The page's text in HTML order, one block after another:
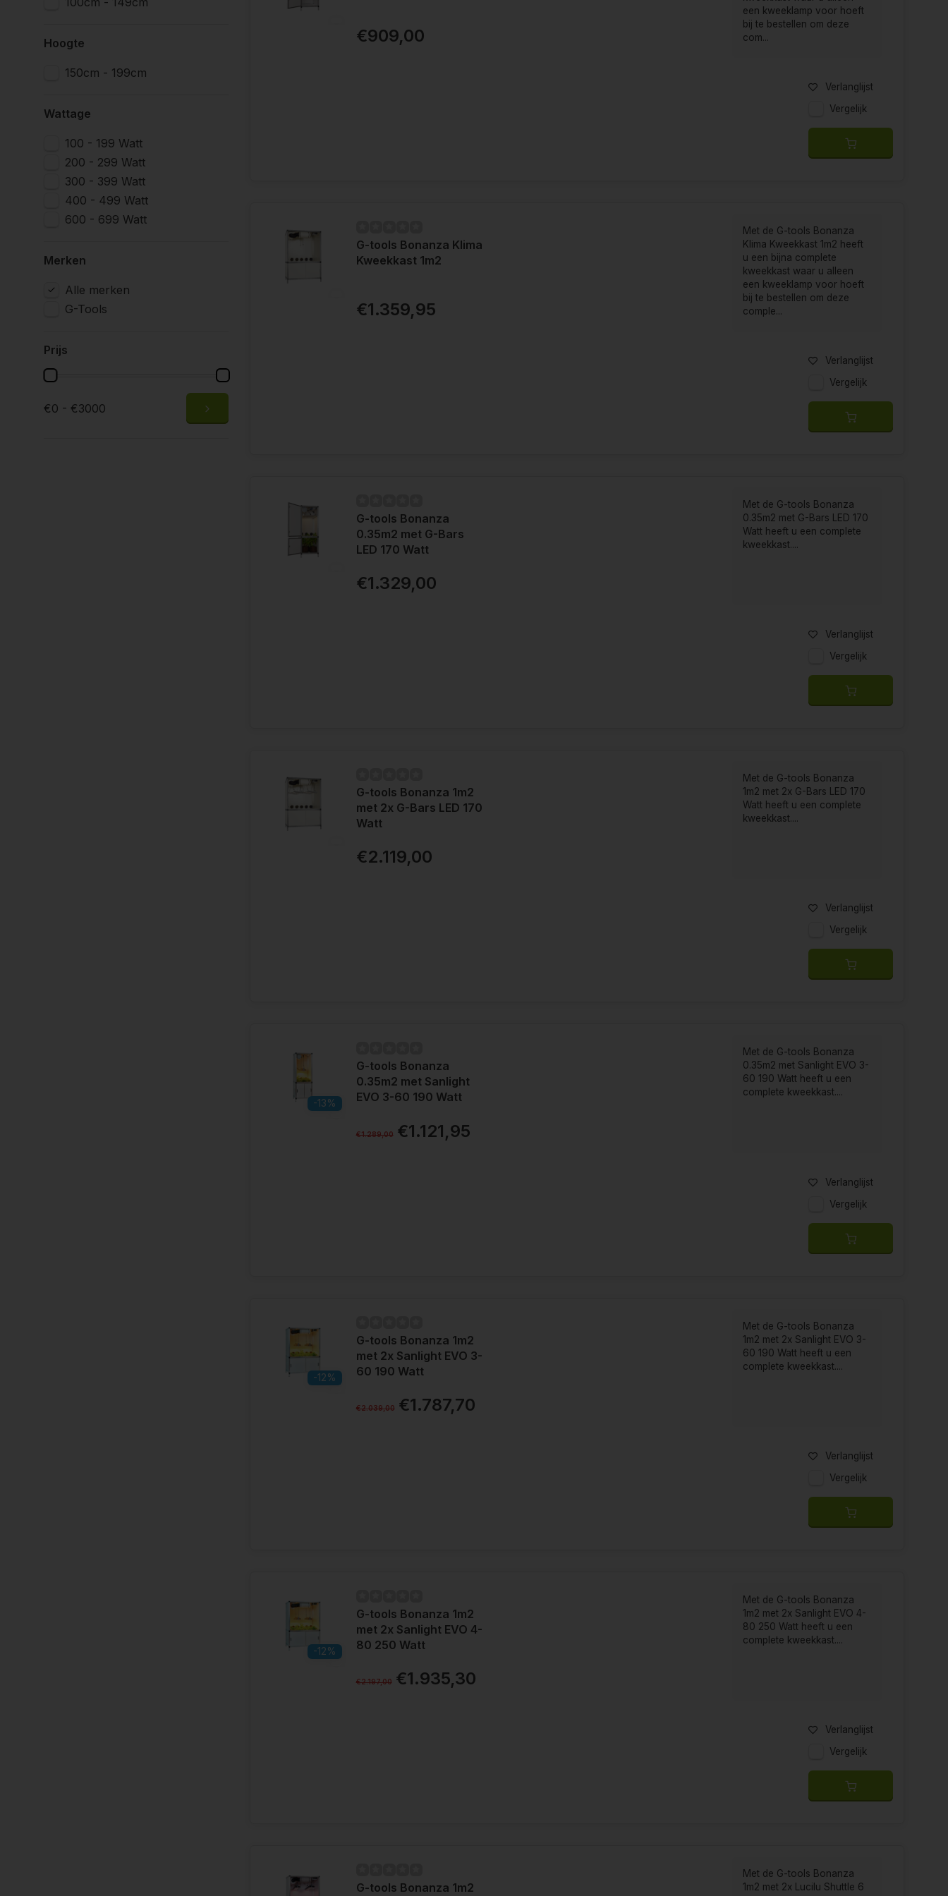
Hoogte
150cm - 199cm
Wattage
100 - 199 Watt
200 - 299 Watt
300 - 399 Watt
400 - 499 Watt
600 - 699 Watt
Merken
Alle merken
G-Tools
Prijs
€0 - €3000
Wilt u graag meer informatie krijgen? Vul ons
in en wij zullen u zo snel mogelijk van informatie
€909,00
een kweeklamp voor hoeft
bij te bestellen om deze
com...
Verlanglijst
Vergelijk
G-tools Bonanza Klima
Kweekkast 1m2
€1.359,95
Met de G-tools Bonanza
Klima Kweekkast 1m2 heeft
u een bijna complete
kweekkast waar u alleen
een kweeklamp voor hoeft
bij te bestellen om deze
comple...
Verlanglijst
Vergelijk
G-tools Bonanza
0.35m2 met G-Bars
LED 170 Watt
€1.329,00
Met de G-tools Bonanza
0.35m2 met G-Bars LED 170
Watt heeft u een complete
kweekkast....
Verlanglijst
Vergelijk
G-tools Bonanza 1m2
met 2x G-Bars LED 170
Watt
€2.119,00
Met de G-tools Bonanza
1m2 met 2x G-Bars LED 170
Watt heeft u een complete
kweekkast....
Verlanglijst
Vergelijk
-13%
G-tools Bonanza
0.35m2 met Sanlight
EVO 3-60 190 Watt
€1.289,00 €1.121,95
Met de G-tools Bonanza
0.35m2 met Sanlight EVO 3-
60 190 Watt heeft u een
complete kweekkast....
Verlanglijst
Vergelijk
-12%
G-tools Bonanza 1m2
met 2x Sanlight EVO 3-
60 190 Watt
€2.039,00 €1.787,70
Met de G-tools Bonanza
1m2 met 2x Sanlight EVO 3-
60 190 Watt heeft u een
complete kweekkast....
Verlanglijst
Vergelijk
-12%
G-tools Bonanza 1m2
met 2x Sanlight EVO 4-
80 250 Watt
€2.197,00 €1.935,30
Met de G-tools Bonanza
1m2 met 2x Sanlight EVO 4-
80 250 Watt heeft u een
complete kweekkast....
Verlanglijst
Vergelijk
G-tools Bonanza 1m2
Met de G-tools Bonanza
1m2 met 2x Lucilu Shuttle 6